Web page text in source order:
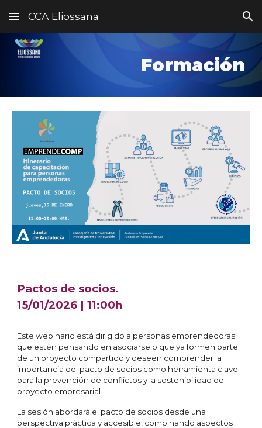
Skip to main content Skip to navigation
CCA Eliossana
Formación
Pactos de socios.
15/01/2026 |11:00h
Este webinario está dirigido a personas emprendedoras
que estén pensando en asociarse o que ya formen parte
de un proyecto compartido y deseen comprender la
importancia del pacto de socios como herramienta clave
para la prevención de conflictos y la sostenibilidad del
proyecto empresarial.
La sesión abordará el pacto de socios desde una
perspectiva práctica y accesible, combinando aspectos